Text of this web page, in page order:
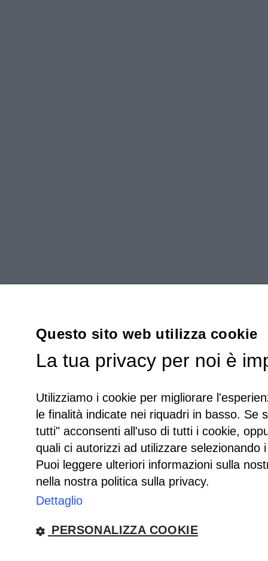
Questo sito web utilizza cookie
La tua privacy per noi è
Utilizziamo i cookie per migliorare
le finalità indicate nei riquadri in basso. Se
tutti" acconsenti all'uso di tutti i cookie,
quali ci autorizzi ad utilizzare selezionando
Puoi leggere ulteriori informazioni sulla
nella nostra politica sulla privacy.
Dettaglio
PERSONALIZZA COOKIE